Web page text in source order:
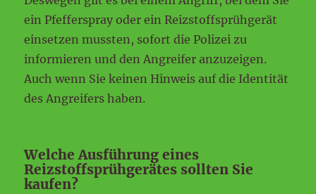
ein Pfefferspray oder ein Reizstoffsprühgerät
einsetzen mussten, sofort die Polizei zu
informieren und den Angreifer anzuzeigen.
Auch wenn Sie keinen Hinweis auf die Identität
des Angreifers haben.
Welche Ausführung eines
Reizstoffsprühgerätes sollten Sie
kaufen?